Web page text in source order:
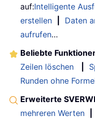
auf:Intelligente
erstellen
Daten
aufrufen…
Beliebte
Zeilen löschen
Runden ohne
Erweiterte
mehreren Werten